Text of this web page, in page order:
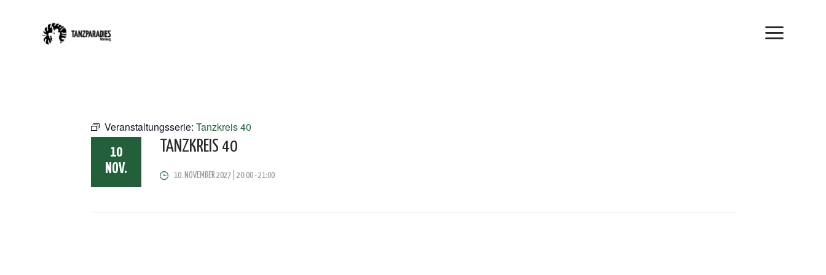
Veranstaltungsserie: Tanzkreis 40
10
NOV.
TANZKREIS 40
10. NOVEMBER 2027 | 20:00-21:00